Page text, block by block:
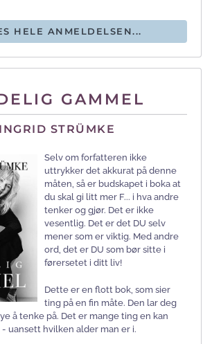
HELE ANMELDELSEN...
GAMMEL
INGRID STRÜMKE
Selv om forfatteren ikke
uttrykker det akkurat på denne
måten, så er budskapet i boka at
du skal gi litt mer F... i hva andre
tenker og gjør. Det er ikke
vesentlig. Det er det DU selv
mener som er viktig. Med andre
ord, det er DU som bør sitte i
førersetet i ditt liv!
Dette er en flott bok, som sier
ting på en fin måte. Den lar deg
å tenke på. Det er mange ting en kan
- uansett hvilken alder man er i.